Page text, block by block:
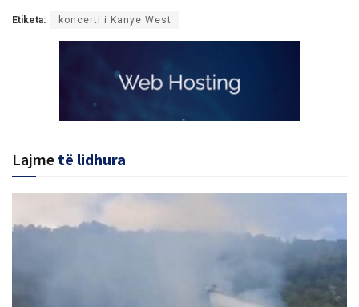
Etiketa: koncerti i Kanye West
Lajme të lidhura